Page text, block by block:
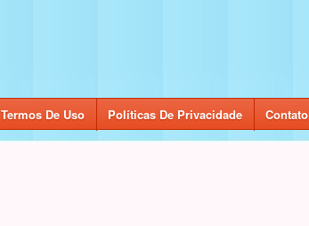
Termos De Uso Políticas De Privacidade Contato